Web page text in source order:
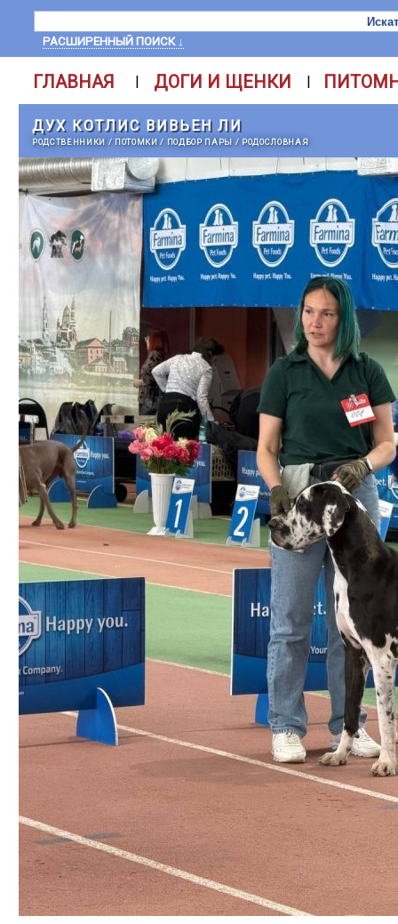
РАСШИРЕННЫЙ ПОИСК ↓
ГЛАВНАЯ | ДОГИ И ЩЕНКИ |
ДУХ КОТЛИС ВИВЬЕН ЛИ
РОДСТВЕННИКИ / ПОТОМКИ/ ПОДБОР ПАРЫ / РОДОСЛОВНАЯ